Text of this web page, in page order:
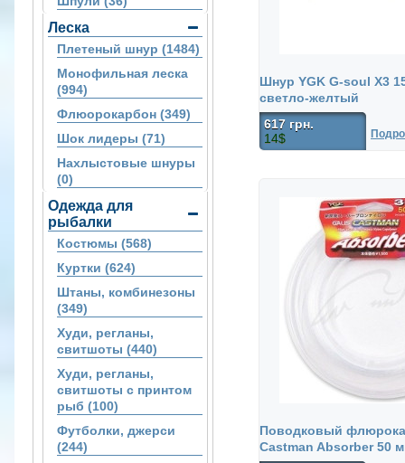
Леска
Плетеный шнур (1484)
Монофильная леска
(994)
Флюорокарбон (349)
Шок лидеры (71)
Нахлыстовые шнуры
(0)
Одежда для
рыбалки
Костюмы (568)
Куртки (624)
Штаны, комбинезоны
(349)
Худи, регланы,
свитшоты (440)
Худи, регланы,
свитшоты с принтом
рыб (100)
Футболки, джерси
(244)
Шнур YGK G-soul X3
светло-желтый
617 грн.
14$
Поводковый
Castman Absorber 50